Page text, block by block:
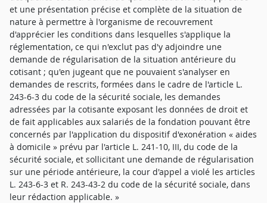
et une présentation précise et complète de la situation de
nature à permettre à l'organisme de recouvrement
d'apprécier les conditions dans lesquelles s'applique la
réglementation, ce qui n'exclut pas d'y adjoindre une
demande de régularisation de la situation antérieure du
cotisant ; qu'en jugeant que ne pouvaient s'analyser en
demandes de rescrits, formées dans le cadre de l'article L.
243-6-3 du code de la sécurité sociale, les demandes
adressées par la cotisante exposant les données de droit et
de fait applicables aux salariés de la fondation pouvant être
concernés par l'application du dispositif d'exonération « aides
à domicile » prévu par l'article L. 241-10, III, du code de la
sécurité sociale, et sollicitant une demande de régularisation
sur une période antérieure, la cour d'appel a violé les articles
L. 243-6-3 et R. 243-43-2 du code de la sécurité sociale, dans
leur rédaction applicable. »